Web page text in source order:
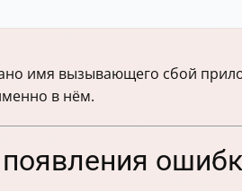
имя вызывающего сбой
в нём.